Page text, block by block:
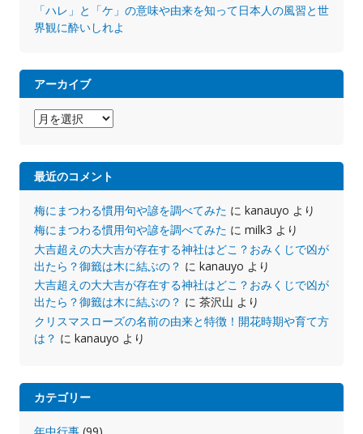
「ハレ」と「ケ」の意味や由来を知って日本人の風習と世
界観に酔いしれよ
アーカイブ
イ
最近のコメント
梅にまつわる慣用句や諺を調べてみた に kanauyo より
梅にまつわる慣用句や諺を調べてみた に milk3 より
大吉超えの大大吉が存在する神社はどこ？おみくじで凶が
出たら？御籤は木に結ぶの？ に kanauyo より
大吉超えの大大吉が存在する神社はどこ？おみくじで凶が
出たら？御籤は木に結ぶの？ に 茶沢山 より
クリスマスローズの名前の由来と特徴！開花時期や育て方
は？ に kanauyo より
カテゴリー